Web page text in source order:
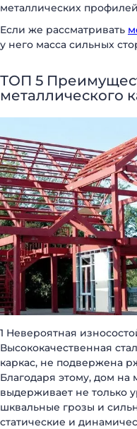
металлических
Если же рассматривать
у него масса сильных
ТОП 5
металлического
1 Невероятная
Высококачественная
каркас, не подвержена
Благодаря этому, дом на
выдерживает не только
шквальные грозы и
статические и